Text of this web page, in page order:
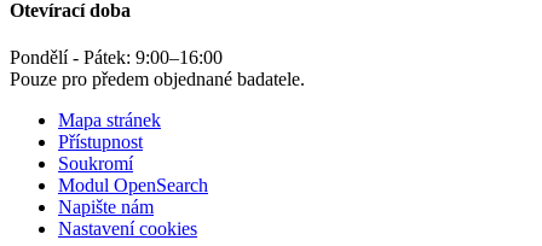
Otevírací doba
Pondělí - Pátek: 9:00–16:00
Pouze pro předem objednané badatele.
Mapa stránek
Přístupnost
Soukromí
Modul OpenSearch
Napište nám
Nastavení cookies